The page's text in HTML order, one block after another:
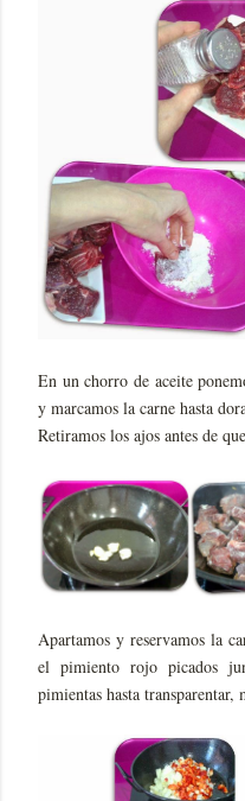
En un chorro de aceite
y marcamos la carne hasta
Retiramos los ajos antes de
Apartamos y reservamos la
el pimiento rojo picados
pimientas hasta transparentar,